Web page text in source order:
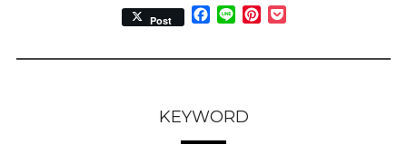
Post Facebook
Line Pinterest
KEYWORD